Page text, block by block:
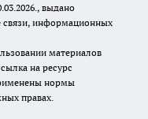
выдано
связи, информационных
материалов
на ресурс
нормы
правах.